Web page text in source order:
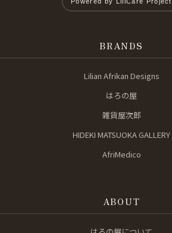
BRANDS
Lilian Afrikan Designs
はろの屋
雑貨屋次郎
HIDEKI MATSUOKA GALLERY
AfriMedico
ABOUT